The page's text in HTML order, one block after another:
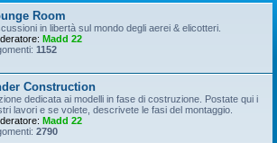
Room
in libertà sul mondo degli aerei & elicotteri.
Madd 22
1152
Construction
dedicata ai modelli in fase di costruzione. Postate qui i
lavori e se volete, descrivete le fasi del montaggio.
Madd 22
2790